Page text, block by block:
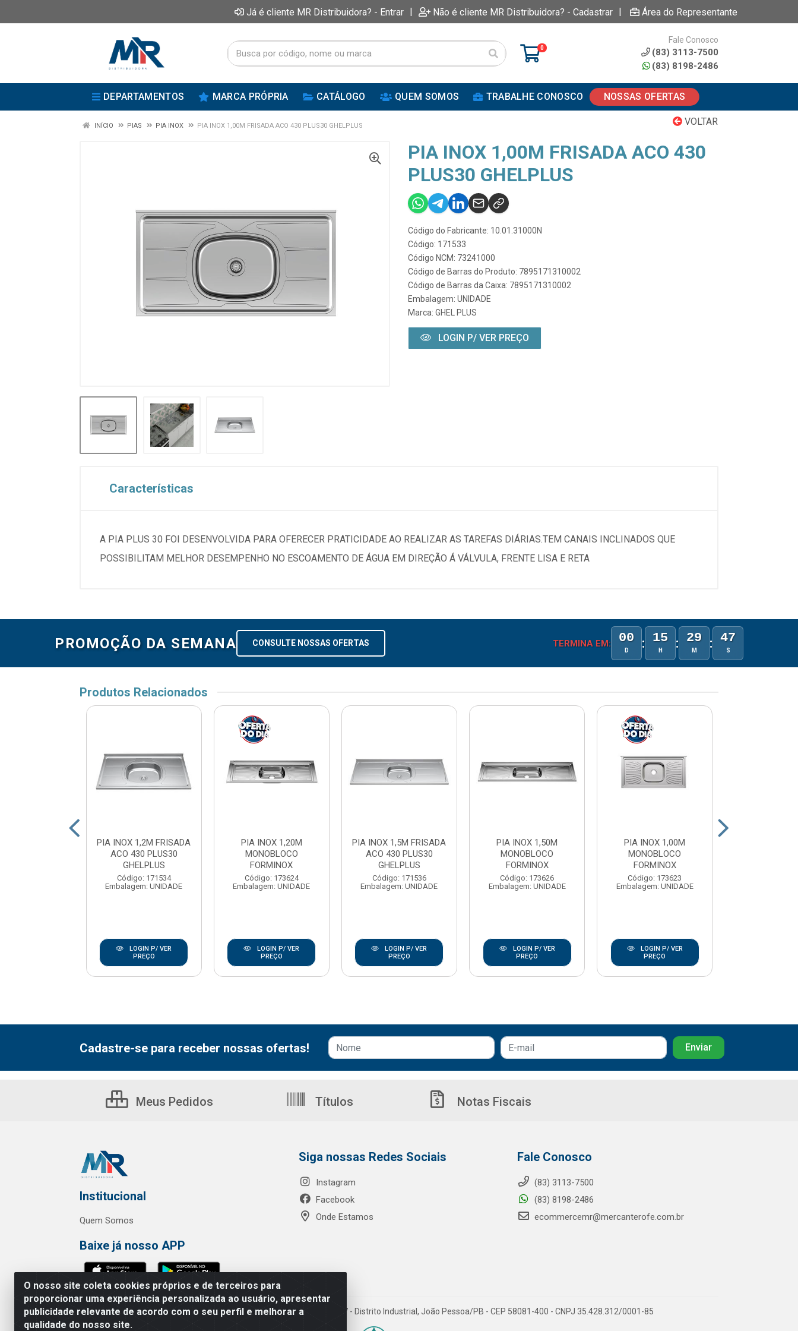
Já é cliente MR Distribuidora? - Entrar | Não é cliente MR Distribuidora? - Cadastrar | Área do Representante
0
Fale Conosco
(83) 3113-7500
(83) 8198-2486
DEPARTAMENTOS MARCA PRÓPRIA CATÁLOGO QUEM SOMOS TRABALHE CONOSCO NOSSAS OFERTAS
VOLTAR
INÍCIO PIAS PIA INOX PIA INOX 1,00M FRISADA ACO 430 PLUS30 GHELPLUS
PIA INOX 1,00M FRISADA ACO 430
PLUS30 GHELPLUS
Código do Fabricante: 10.01.31000N
Código: 171533
Código NCM: 73241000
Código de Barras do Produto: 7895171310002
Código de Barras da Caixa: 7895171310002
Embalagem: UNIDADE
Marca: GHEL PLUS
LOGIN P/ VER PREÇO
Características
A PIA PLUS 30 FOI DESENVOLVIDA PARA OFERECER PRATICIDADE AO REALIZAR AS TAREFAS DIÁRIAS.TEM CANAIS INCLINADOS QUE
POSSIBILITAM MELHOR DESEMPENHO NO ESCOAMENTO DE ÁGUA EM DIREÇÃO Á VÁLVULA, FRENTE LISA E RETA
PROMOÇÃO DA SEMANA CONSULTE NOSSAS OFERTAS TERMINA EM: 00
D : 15
H : 29
M : 47
S
Produtos Relacionados
PIA INOX 1,2M FRISADA
ACO 430 PLUS30
GHELPLUS
Código: 171534
Embalagem: UNIDADE
LOGIN P/ VER
PREÇO
PIA INOX 1,20M
MONOBLOCO
FORMINOX
Código: 173624
Embalagem: UNIDADE
LOGIN P/ VER
PREÇO
PIA INOX 1,5M FRISADA
ACO 430 PLUS30
GHELPLUS
Código: 171536
Embalagem: UNIDADE
LOGIN P/ VER
PREÇO
PIA INOX 1,50M
MONOBLOCO
FORMINOX
Código: 173626
Embalagem: UNIDADE
LOGIN P/ VER
PREÇO
PIA INOX 1,00M
MONOBLOCO
FORMINOX
Código: 173623
Embalagem: UNIDADE
LOGIN P/ VER
PREÇO
O nosso site coleta cookies próprios e de terceiros para
proporcionar uma experiência personalizada ao usuário, apresentar
publicidade relevante de acordo com o seu perfil e melhorar a
qualidade do nosso site.
Cadastre-se para receber nossas ofertas!
Meus Pedidos Títulos Notas Fiscais
Institucional
Quem Somos
Baixe já nosso APP
Siga nossas Redes Sociais
Instagram
Facebook
Onde Estamos
Fale Conosco
(83) 3113-7500
(83) 8198-2486
ecommercemr@mercanterofe.com.br
MR Distribuidora - Rua Hortêncio Ribeiro de Luna, 3777 - Distrito Industrial, João Pessoa/PB - CEP 58081-400 - CNPJ 35.428.312/0001-85